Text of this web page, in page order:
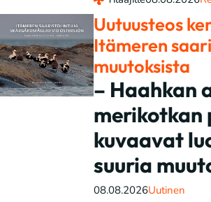
Uutuusteos
Itämeren
muutoksista
– Haahkan
merikotkan
kuvaavat
suuria
08.08.2026Uutinen